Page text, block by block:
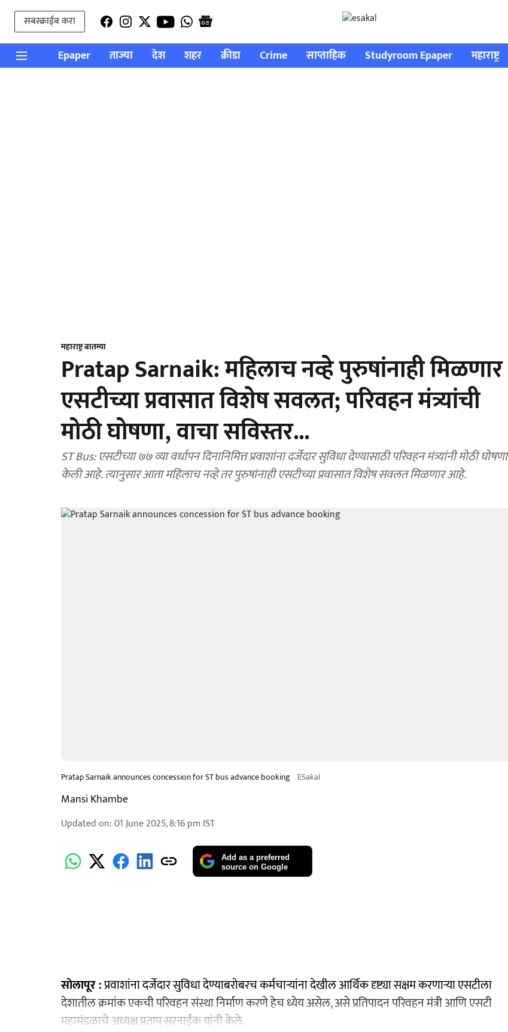
सबस्क्राईब करा
Epaper ताज्या देश शहर क्रीडा Crime साप्ताहिक Studyroom Epaper महाराष्ट्र
महाराष्ट्र बातम्या
Pratap Sarnaik: महिलाच नव्हे पुरुषांनाही मिळणार
एसटीच्या प्रवासात विशेष सवलत; परिवहन मंत्र्यांची
मोठी घोषणा, वाचा सविस्तर...
ST Bus: एसटीच्या ७७ व्या वर्धापन दिनानिमित्त प्रवाशांना दर्जेदार सुविधा देण्यासाठी परिवहन मंत्र्यांनी मोठी घोषणा
केली आहे. त्यानुसार आता महिलाच नव्हे तर पुरुषांनाही एसटीच्या प्रवासात विशेष सवलत मिळणार आहे.
Pratap Sarnaik announces concession for ST bus advance booking ESakal
Mansi Khambe
Updated on:01 June 2025, 8:16 pm IST
Add as a preferred
source on Google
सोलापूर :प्रवाशांना दर्जेदार सुविधा देण्याबरोबरच कर्मचाऱ्यांना देखील आर्थिक दृष्ट्या सक्षम करणाऱ्या एसटीला
देशातील क्रमांक एकची परिवहन संस्था निर्माण करणे हेच ध्येय असेल, असे प्रतिपादन परिवहन मंत्री आणि एसटी
महामंडळाचे अध्यक्ष प्रताप सरनाईक यांनी केले.